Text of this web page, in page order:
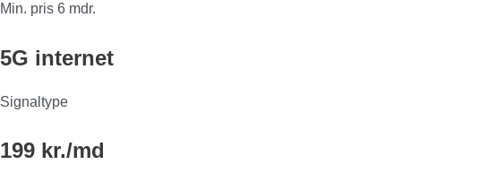
Min. pris 6 mdr.
5G internet
Signaltype
199 kr./md